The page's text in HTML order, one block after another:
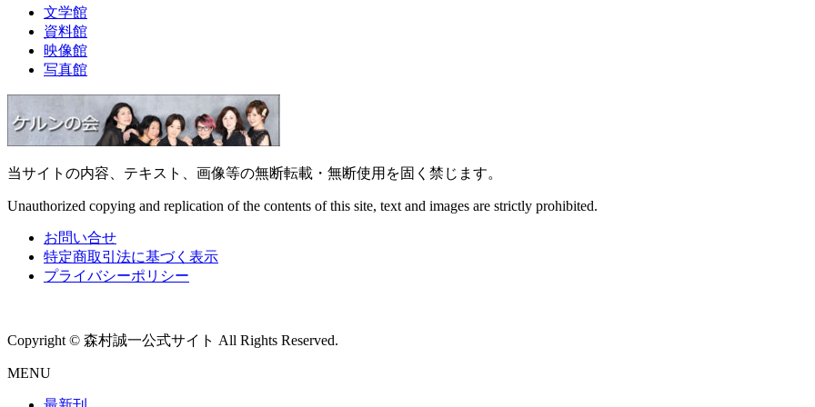
文学館
資料館
映像館
写真館
当サイトの内容、テキスト、画像等の無断転載・無断使用を固く禁じます。
Unauthorized copying and replication of the contents of this site, text and images are strictly prohibited.
お問い合せ
特定商取引法に基づく表示
プライバシーポリシー
Copyright © 森村誠一公式サイト All Rights Reserved.
MENU